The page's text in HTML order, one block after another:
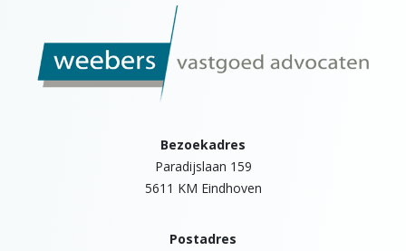
Bezoekadres
Paradijslaan 159
5611 KM Eindhoven
Postadres